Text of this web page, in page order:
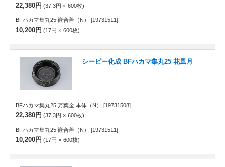
22,380円 37.3円 600枚
BFハカマ集丸25 嵌合蓋（N） [19731511]
10,200円 17円 600枚
シーピー化成 BFハカマ集丸25 花風月
BFハカマ集丸25 万葉金 本体（N） [19731508]
22,380円 37.3円 600枚
BFハカマ集丸25 嵌合蓋（N） [19731511]
10,200円 17円 600枚